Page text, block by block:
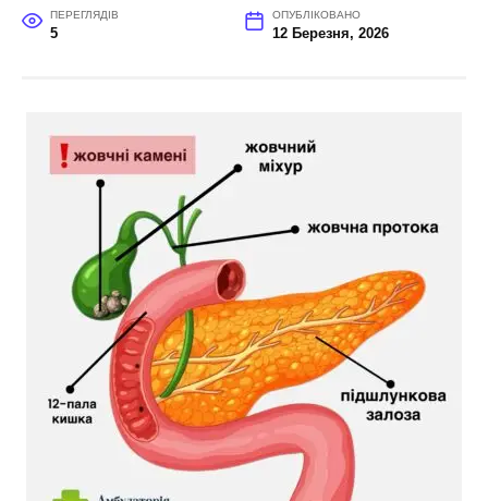
ПЕРЕГЛЯДІВ
5
ОПУБЛІКОВАНО
12 Березня, 2026